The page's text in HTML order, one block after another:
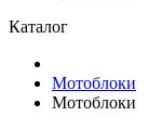
Каталог
Мотоблоки
Мотоблоки